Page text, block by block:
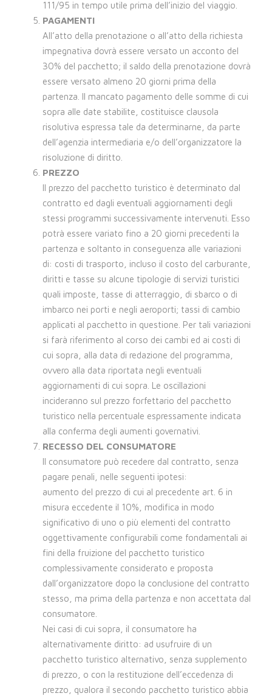
111/95 in tempo utile prima dell’inizio del viaggio.
PAGAMENTI
All’atto della prenotazione o all’atto della richiesta
impegnativa dovrà essere versato un acconto del
30% del pacchetto; il saldo della prenotazione dovrà
essere versato almeno 20 giorni prima della
partenza. Il mancato pagamento delle somme di cui
sopra alle date stabilite, costituisce clausola
risolutiva espressa tale da determinarne, da parte
dell’agenzia intermediaria e/o dell’organizzatore la
risoluzione di diritto.
PREZZO
Il prezzo del pacchetto turistico è determinato dal
contratto ed dagli eventuali aggiornamenti degli
stessi programmi successivamente intervenuti. Esso
potrà essere variato fino a 20 giorni precedenti la
partenza e soltanto in conseguenza alle variazioni
di: costi di trasporto, incluso il costo del carburante,
diritti e tasse su alcune tipologie di servizi turistici
quali imposte, tasse di atterraggio, di sbarco o di
imbarco nei porti e negli aeroporti; tassi di cambio
applicati al pacchetto in questione. Per tali variazioni
si farà riferimento al corso dei cambi ed ai costi di
cui sopra, alla data di redazione del programma,
ovvero alla data riportata negli eventuali
aggiornamenti di cui sopra. Le oscillazioni
incideranno sul prezzo forfettario del pacchetto
turistico nella percentuale espressamente indicata
alla conferma degli aumenti governativi.
RECESSO DEL CONSUMATORE
Il consumatore può recedere dal contratto, senza
pagare penali, nelle seguenti ipotesi:
aumento del prezzo di cui al precedente art. 6 in
misura eccedente il 10%, modifica in modo
significativo di uno o più elementi del contratto
oggettivamente configurabili come fondamentali ai
fini della fruizione del pacchetto turistico
complessivamente considerato e proposta
dall’organizzatore dopo la conclusione del contratto
stesso, ma prima della partenza e non accettata dal
consumatore.
Nei casi di cui sopra, il consumatore ha
alternativamente diritto: ad usufruire di un
pacchetto turistico alternativo, senza supplemento
di prezzo, o con la restituzione dell’eccedenza di
prezzo, qualora il secondo pacchetto turistico abbia